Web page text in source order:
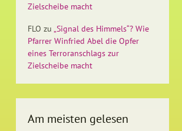
Zielscheibe macht
FLO zu „Signal des Himmels“? Wie
Pfarrer Winfried Abel die Opfer
eines Terroranschlags zur
Zielscheibe macht
Am meisten gelesen